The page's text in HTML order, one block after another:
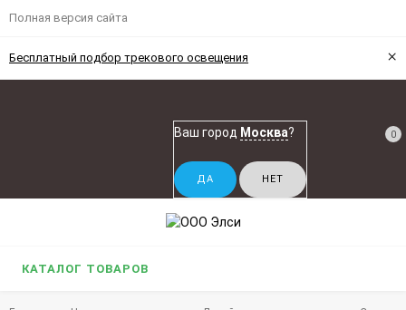
Полная версия сайта
Бесплатный подбор трекового освещения ×
Ваш город Москва? 0
КАТАЛОГ ТОВАРОВ